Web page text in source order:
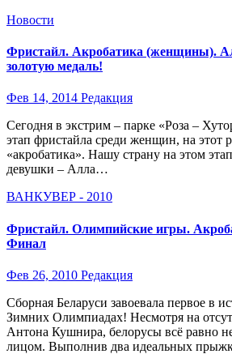
Новости
Фристайл. Акробатика (женщины).
золотую медаль!
Фев 14, 2014 Редакция
Сегодня в экстрим – парке «Роза –
этап фристайла среди женщин, на этот
«акробатика». Нашу страну на этом
девушки – Алла…
ВАНКУВЕР - 2010
Фристайл. Олимпийские игры.
Финал
Фев 26, 2010 Редакция
Сборная Беларуси завоевала первое в
Зимних Олимпиадах! Несмотря на
Антона Кушнира, белорусы всё равно
лицом. Выполнив два идеальных